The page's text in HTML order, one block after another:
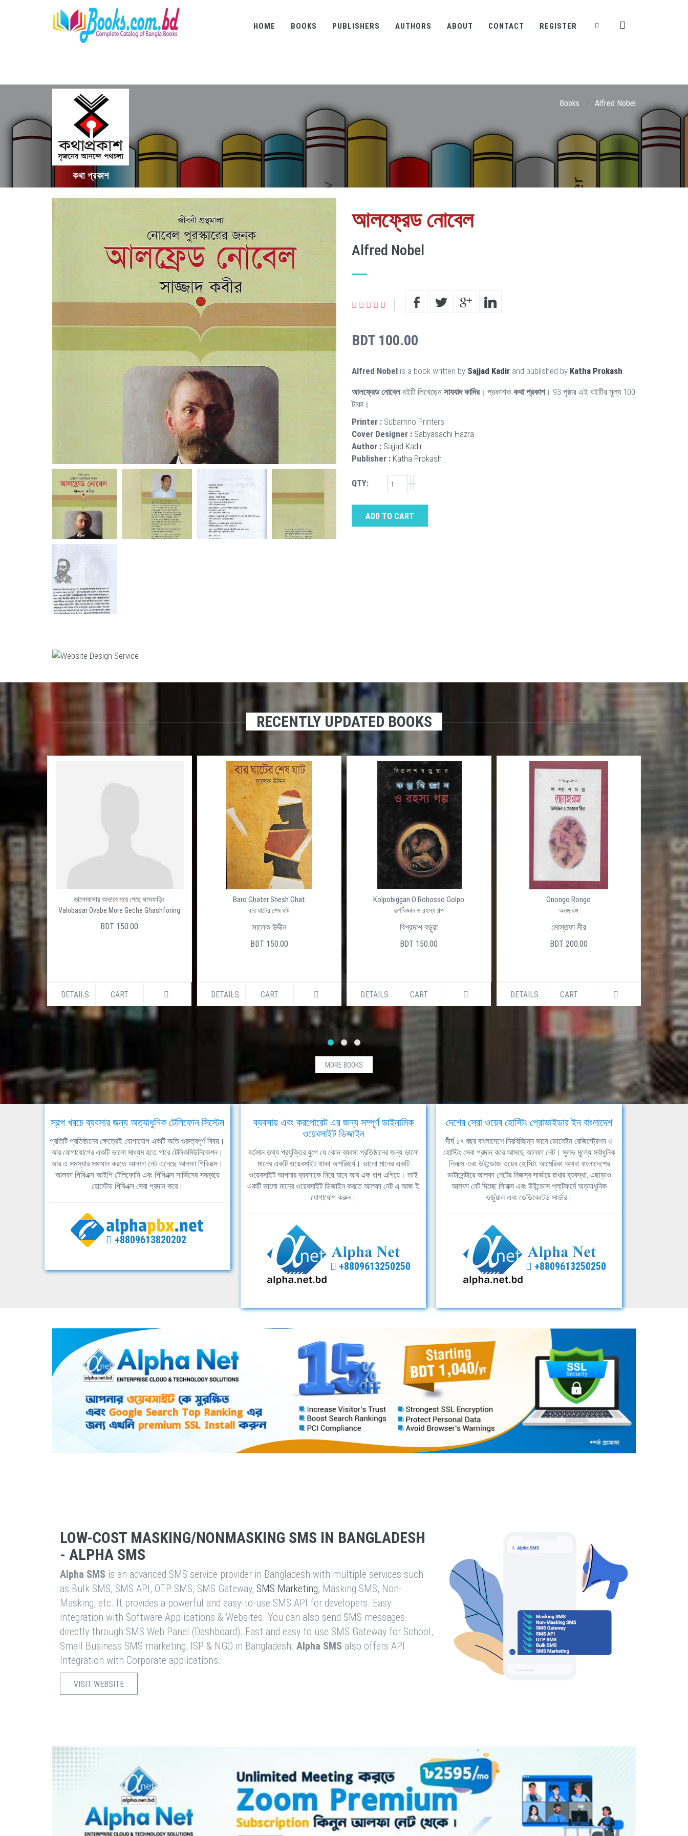
HOME BOOKS PUBLISHERS AUTHORS ABOUT CONTACT REGISTER
কথা প্রকাশ
Books Alfred Nobel
আলফ্রেড নোবেল
Alfred Nobel
BDT 100.00
Alfred Nobel is a book written by Sajjad Kadir and published by Katha Prokash.
আলফ্রেড নোবেলবইটি লিখেছেন সাযযাদ কাদির। প্রকাশক কথা প্রকাশ। 93 পৃষ্ঠার এই বইটির মূল্য 100
টাকা।
Printer : Subarnno Printers
Cover Designer : Sabyasachi Hazra
Author : Sajjad Kadir
Publisher : Katha Prokash
QTY:
ADD TO CART
RECENTLY UPDATED BOOKS
ভালোবাসার অভাবে মরে গেছে ঘাসফড়িং
Valobasar Ovabe More Geche Ghashforing
BDT 150.00
DETAILS CART
Baro Ghater Shesh Ghat
বার ঘাটের শেষ ঘাট
সালেক উদ্দীন
BDT 150.00
DETAILS CART
Kolpobiggan O Rohosso Golpo
কল্পবিজ্ঞান ও রহস্য গল্প
বিপ্রদাশ বড়ুয়া
BDT 150.00
DETAILS CART
Onongo Rongo
অনঙ্গ রঙ্গ
মোস্তফা মীর
BDT 200.00
DETAILS CART DETAILS
MORE BOOKS
স্বল্প খরচে ব্যবসার জন্য অত্যাধুনিক টেলিফোন সিস্টেম
প্রতিটি প্রতিষ্ঠানের ক্ষেত্রেই যোগাযোগ একটি অতি গুরুত্বপূর্ণ বিষয়।
আর যোগাযোগের একটি ভালো মাধ্যম হতে পারে টেলিকমিউনিকেশন।
আর এ সমস্যার সমাধান করতে আলফা নেট এনেছে আলফা পিবিএক্স।
আলফা পিবিএক্স আইপি টেলিফোনি এবং পিবিএক্স সার্ভিসের সবন্বয়ে
হোস্টেড পিবিএক্স সেবা প্রদান করে।
+8809613820202
ব্যবসায় এবং করপোরেট এর জন্য সম্পূর্ণ ডাইনামিক
ওয়েবসাইট ডিজাইন
বর্তমান তথ্য প্রযুক্তির যুগে যে কোন ব্যবসা প্রতিষ্ঠানের জন্য ভালো
মানের একটি ওয়েবসাইট থাকা অপরিহার্য। ভালো মানের একটি
ওয়েবসাইট আপনার ব্যবসাকে নিয়ে যাবে আর এক ধাপ এগিয়ে। তাই
একটি ভালো মানের ওয়েবসাইট ডিজাইন করতে আলফা নেট এ আজ ই
যোগাযোগ করুন।
+8809613250250
দেশের সেরা ওয়েব হোস্টিং প্রোভাইডার ইন বাংলাদেশ
দীর্ঘ ১৭ বছর বাংলাদেশে নিরবিচ্ছিন্ন ভাবে ডোমেইন রেজিস্ট্রেশন ও
হোস্টিং সেবা প্রদান করে আসছে আলফা নেট। সুলভ মূল্যে সর্বাধুনিক
লিনাক্স এবং উইন্ডোজ ওয়েব হোস্টিং আমেরিকা অথবা বাংলাদেশের
ডাটাসেন্টারে আলফা নেটের নিজস্ব সার্ভারে রাখার ব্যবস্থা, এছাড়াও
আলফা নেট দিচ্ছে লিনাক্স এবং উইন্ডোস প্লাটফর্মে অত্যাধুনিক
ভার্চুয়াল এবং ডেডিকেটেড সার্ভার।
+8809613250250
LOW-COST MASKING/NONMASKING SMS IN BANGLADESH
- ALPHA SMS
Alpha SMS is an advanced SMS service provider in Bangladesh with multiple services such
as Bulk SMS, SMS API, OTP SMS, SMS Gateway, SMS Marketing, Masking SMS, Non-
Masking, etc. It provides a powerful and easy-to-use SMS API for developers. Easy
integration with Software Applications & Websites. You can also send SMS messages
directly through SMS Web Panel (Dashboard). Fast and easy to use SMS Gateway for School,
Small Business SMS marketing, ISP & NGO in Bangladesh. Alpha SMS also offers API
Integration with Corporate applications.
VISIT WEBSITE